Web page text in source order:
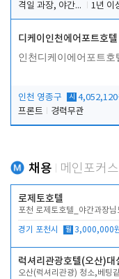
격일 과장, 야간 대리, 청소 이모
1년 이
디케이인천에어포트호텔
인천디케이에어포트호
인천 영종구 시 4,052,120
프론트
경력무관
채용 메인포커스
로제토호텔
포천 로제토호텔_야간과장님
경기 포천시 월 3,000,000
럭셔리관광호텔(오산)대
오산(럭셔리관광) 청소,베팅